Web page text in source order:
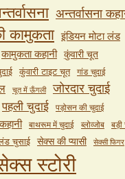
अन्तर्वासना
कामुकता इंडियन मोटा लंड
कामुकता कहानी कुंवारी चूत
कुंवारी टाइट चूत गांड चुदाई
चूत में ऊँगली जोरदार चुदाई
पहली चुदाई पड़ोसन की चुदाई
बाथरूम में चुदाई ब्लोव्जोब
बड़ी
चुसाई सेक्स की प्यासी सेक्सी फिगर
स्टोरी